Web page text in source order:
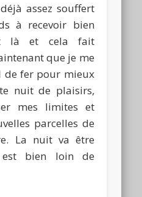
assez souffert
à recevoir bien
là et cela fait
que je me
de fer pour mieux
nuit de plaisirs,
mes limites et
parcelles de
La nuit va être
bien loin de